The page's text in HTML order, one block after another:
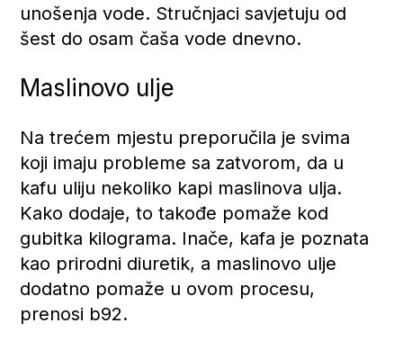
unošenja vode. Stručnjaci savjetuju od
šest do osam čaša vode dnevno.
Maslinovo ulje
Na trećem mjestu preporučila je svima
koji imaju probleme sa zatvorom, da u
kafu uliju nekoliko kapi maslinova ulja.
Kako dodaje, to takođe pomaže kod
gubitka kilograma. Inače, kafa je poznata
kao prirodni diuretik, a maslinovo ulje
dodatno pomaže u ovom procesu,
prenosi b92.